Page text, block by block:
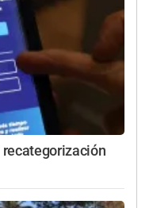
recategorización